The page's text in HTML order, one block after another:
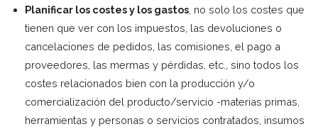
Planificar los costes y los gastos , no solo los costes que
tienen que ver con los impuestos, las devoluciones o
cancelaciones de pedidos, las comisiones, el pago a
proveedores, las mermas y pérdidas, etc., sino todos los
costes relacionados bien con la producción y/o
comercialización del producto/servicio -materias primas,
herramientas y personas o servicios contratados, insumos